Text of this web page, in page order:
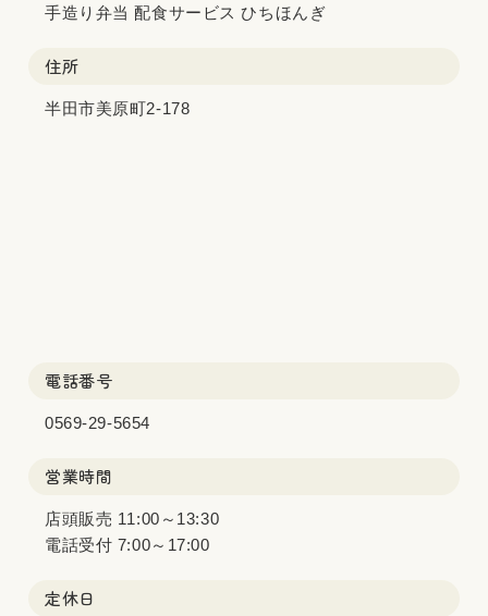
手造り弁当 配食サービス ひちほんぎ
住所
半田市美原町2-178
電話番号
0569-29-5654
営業時間
店頭販売 11:00～13:30
電話受付 7:00～17:00
定休日